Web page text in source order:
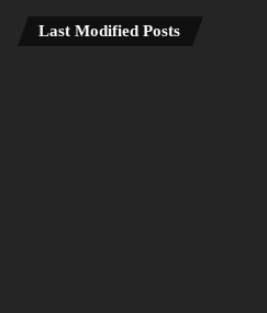
Last Modified Posts